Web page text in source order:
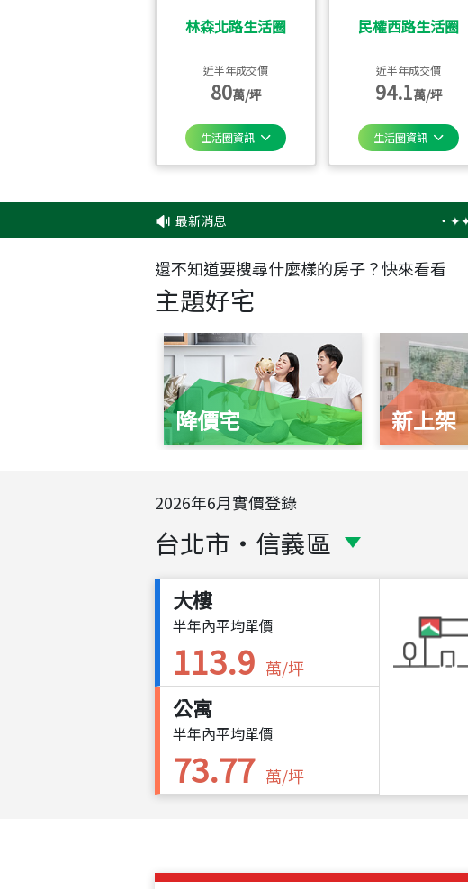
林森北路生活圈
近半年成交價
80萬/坪
生活圈資訊
民權西路生活圈
近半年成交價
94.1萬/坪
生活圈資訊
最新消息 ✦✦信義
還不知道要搜尋什麼樣的房子？快來看看
主題好宅
降價宅 新上架
2026年6月實價登錄
台北市 ・ 信義區
大樓
半年內平均單價
113.9 萬/坪
公寓
半年內平均單價
73.77 萬/坪